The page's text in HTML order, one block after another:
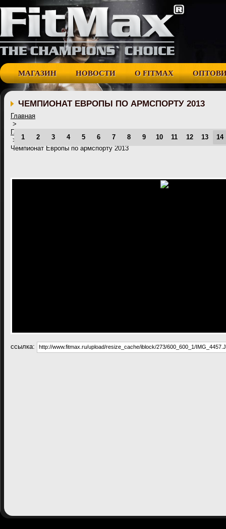
МАГАЗИН НОВОСТИ О FITMAX
ЧЕМПИОНАТ ЕВРОПЫ ПО АРМСПОРТУ 2013
Главная
>
Галерея
>
Чемпионат Европы по армспорту 2013
cсылка:
1 2 3 4 5 6 7 8 9 10 11 12 13 14